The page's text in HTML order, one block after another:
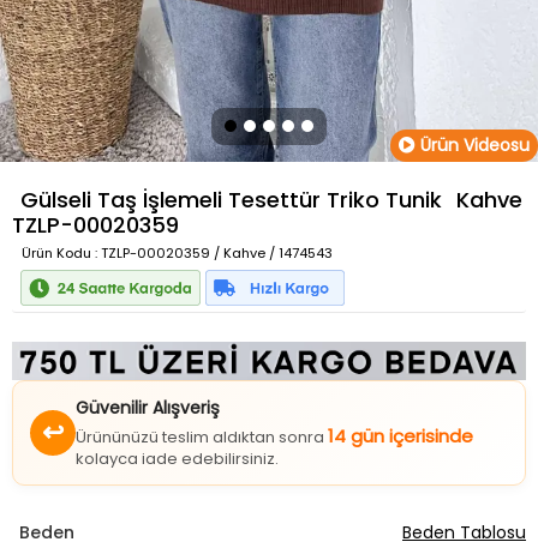
Ürün Videosu
Gülseli Taş İşlemeli Tesettür Triko Tunik Kahve
TZLP-00020359
Ürün Kodu : TZLP-00020359 / Kahve / 1474543
Güvenilir Alışveriş
Ürününüzü teslim aldıktan sonra
kolayca iade edebilirsiniz.
SM